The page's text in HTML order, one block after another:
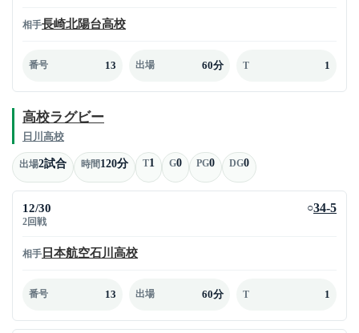
相手長崎北陽台高校
番号 13 出場 60分 T 1
高校ラグビー
日川高校
出場2試合 時間120分 T1 G0 PG0 DG0
12/30
2回戦
○34-5
相手 日本航空石川高校
番号 13 出場 60分 T 1